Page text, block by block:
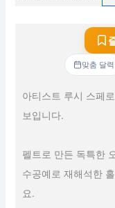
맞춤 달력
아티스트 루시 스페
보입니다.
펠트로 만든 독특한
수공예로 재해석한
요.